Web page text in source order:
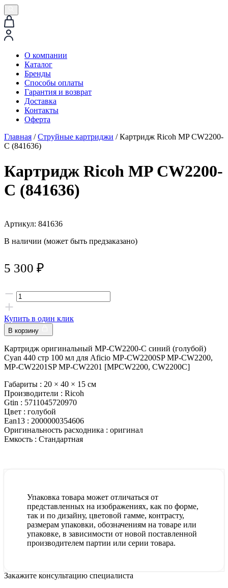
О компании
Каталог
Бренды
Способы оплаты
Гарантия и возврат
Доставка
Контакты
Оферта
Главная /Струйные картриджи / Картридж Ricoh MP CW2200-
C (841636)
Картридж Ricoh MP CW2200-
C (841636)
Артикул: 841636
В наличии (может быть предзаказано)
5 300 ₽
Купить в один клик
В корзину
Картридж оригинальный MP-CW2200-C синий (голубой)
Cyan 440 стр 100 мл для Aficio MP-CW2200SP MP-CW2200,
MP-CW2201SP MP-CW2201 [MPCW2200, CW2200C]
Габариты : 20 × 40 × 15 см
Производители : Ricoh
Gtin : 5711045720970
Цвет : голубой
Ean13 : 2000000354606
Оригинальность расходника : оригинал
Емкость : Стандартная
Упаковка товара может отличаться от
представленных на изображениях, как по форме,
так и по дизайну, цветовой гамме, контрасту,
размерам упаковки, обозначениям на товаре или
упаковке, в зависимости от новой поставленной
производителем партии или серии товара.
Закажите консультацию специалиста